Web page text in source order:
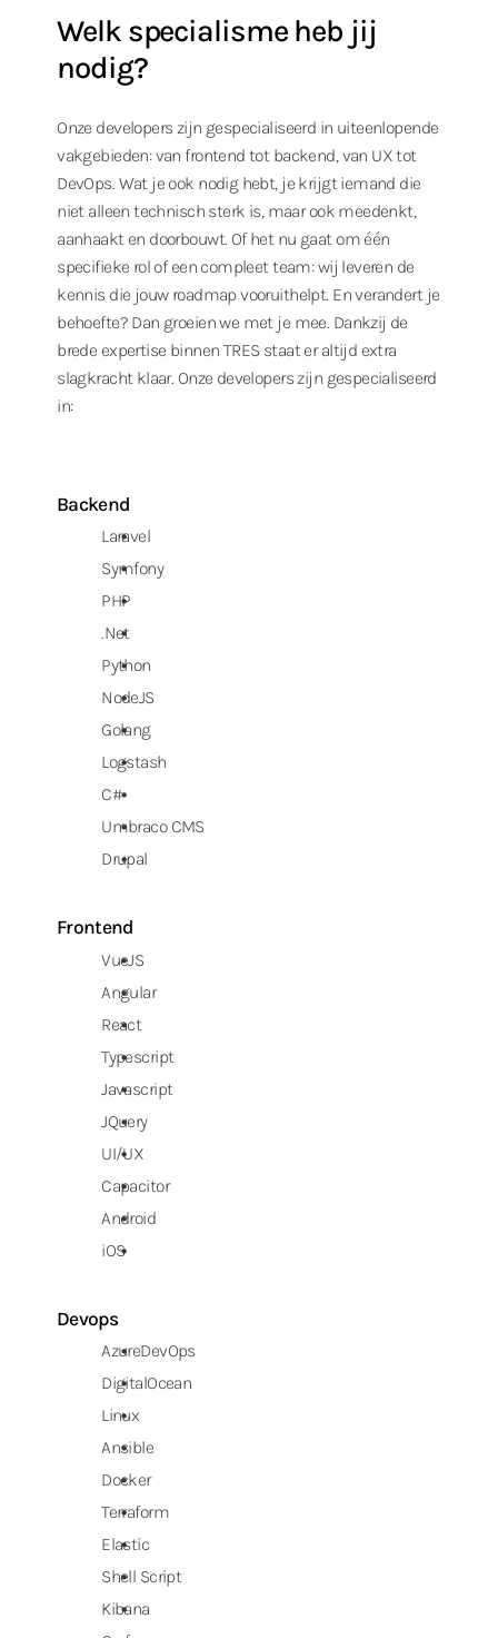
Welk specialisme heb jij
nodig?
Onze developers zijn gespecialiseerd in uiteenlopende
vakgebieden: van frontend tot backend, van UX tot
DevOps. Wat je ook nodig hebt, je krijgt iemand die
niet alleen technisch sterk is, maar ook meedenkt,
aanhaakt en doorbouwt. Of het nu gaat om één
specifieke rol of een compleet team: wij leveren de
kennis die jouw roadmap vooruithelpt. En verandert je
behoefte? Dan groeien we met je mee. Dankzij de
brede expertise binnen TRES staat er altijd extra
slagkracht klaar. Onze developers zijn gespecialiseerd
in:
Backend
Laravel
Symfony
PHP
.Net
Python
NodeJS
Golang
Logstash
C#
Umbraco CMS
Drupal
Frontend
VueJS
Angular
React
Typescript
Javascript
JQuery
UI/UX
Capacitor
Android
iOS
Devops
AzureDevOps
DigitalOcean
Linux
Ansible
Docker
Terraform
Elastic
Shell Script
Kibana